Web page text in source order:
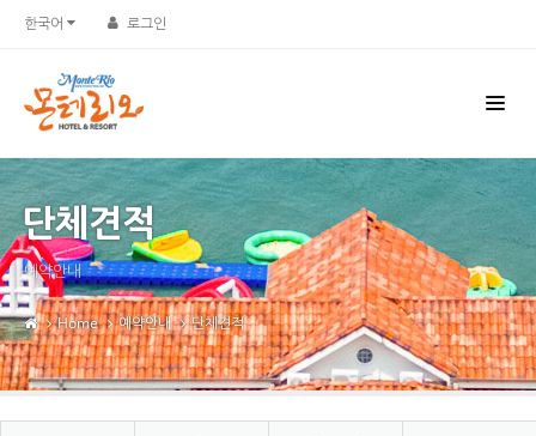
한국어 로그인
단체견적
예약안내
Home 예약안내 단체견적
Sketchbook5, 스케치북5